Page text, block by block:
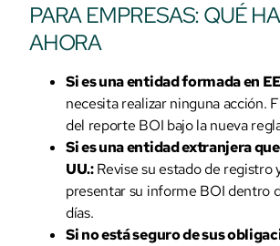
PARA EMPRESAS: QUÉ
AHORA
Si es una entidad formada en
necesita realizar ninguna acción.
del reporte BOI bajo la nueva
Si es una entidad extranjera
UU.:Revise su estado de registro
presentar su informe BOI dentro
días.
Si no está seguro de sus